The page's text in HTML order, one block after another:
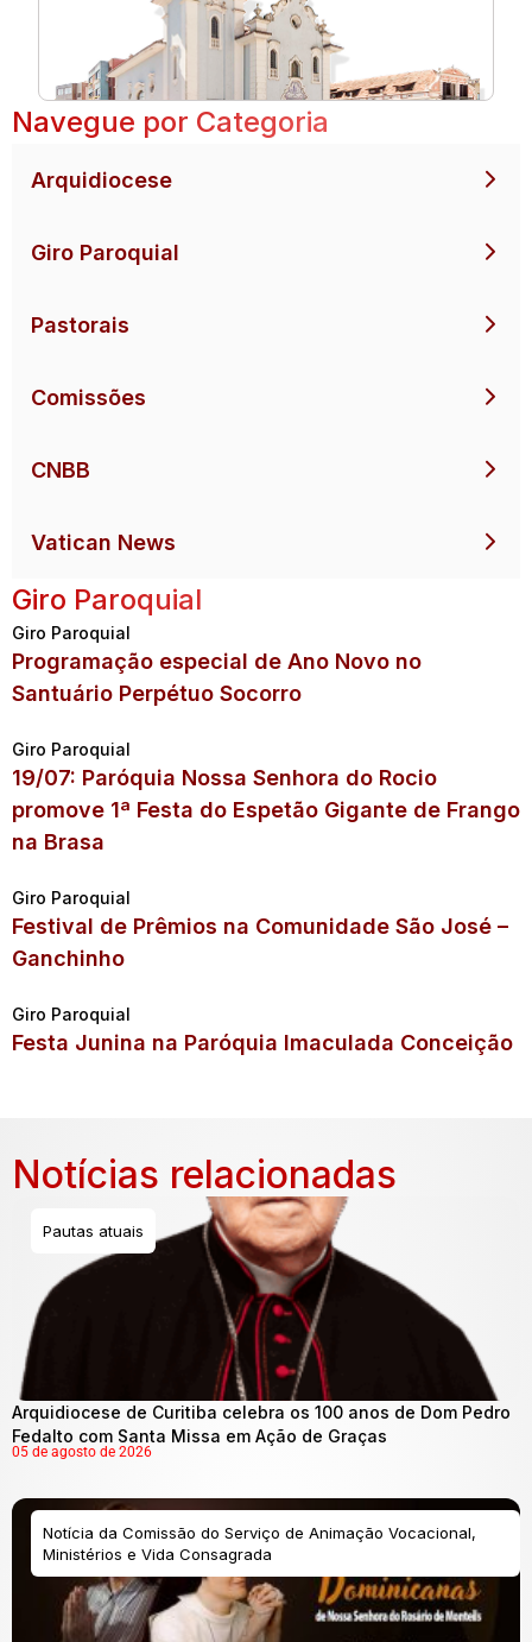
Navegue por Categoria
Arquidiocese
Giro Paroquial
Pastorais
Comissões
CNBB
Vatican News
Giro Paroquial
Giro Paroquial
Programação especial de Ano Novo no
Santuário Perpétuo Socorro
Giro Paroquial
19/07: Paróquia Nossa Senhora do Rocio
promove 1ª Festa do Espetão Gigante de Frango
na Brasa
Giro Paroquial
Festival de Prêmios na Comunidade São José –
Ganchinho
Giro Paroquial
Festa Junina na Paróquia Imaculada Conceição
Notícias relacionadas
Pautas atuais
Arquidiocese de Curitiba celebra os 100 anos de Dom Pedro
Fedalto com Santa Missa em Ação de Graças
05 de agosto de 2026
Notícia da Comissão do Serviço de Animação Vocacional,
Ministérios e Vida Consagrada